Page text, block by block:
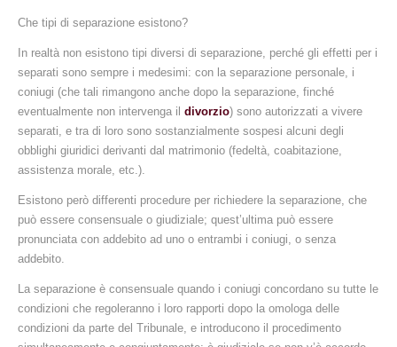
Che tipi di separazione esistono?
In realtà non esistono tipi diversi di separazione, perché gli effetti per i
separati sono sempre i medesimi: con la separazione personale, i
coniugi (che tali rimangono anche dopo la separazione, finché
eventualmente non intervenga il divorzio) sono autorizzati a vivere
separati, e tra di loro sono sostanzialmente sospesi alcuni degli
obblighi giuridici derivanti dal matrimonio (fedeltà, coabitazione,
assistenza morale, etc.).
Esistono però differenti procedure per richiedere la separazione, che
può essere consensuale o giudiziale; quest’ultima può essere
pronunciata con addebito ad uno o entrambi i coniugi, o senza
addebito.
La separazione è consensuale quando i coniugi concordano su tutte le
condizioni che regoleranno i loro rapporti dopo la omologa delle
condizioni da parte del Tribunale, e introducono il procedimento